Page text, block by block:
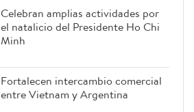
Celebran amplias actividades por
el natalicio del Presidente Ho Chi
Minh
Fortalecen intercambio comercial
entre Vietnam y Argentina